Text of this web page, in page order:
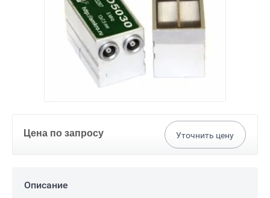
Цена по запросу Уточнить цену
Описание